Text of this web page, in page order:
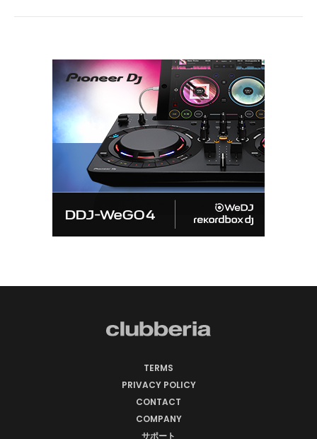
TERMS
PRIVACY POLICY
CONTACT
COMPANY
サポート